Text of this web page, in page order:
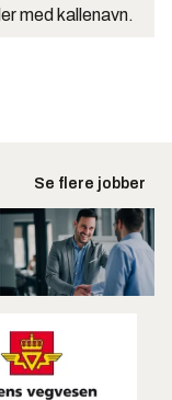
med kallenavn.
Se flere jobber